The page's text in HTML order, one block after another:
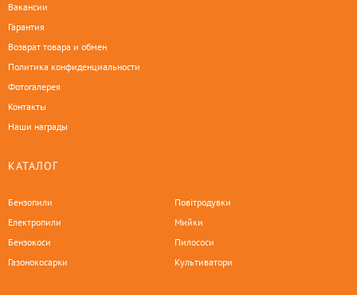
Вакансии
Гарантия
Возврат товара и обмен
Политика конфиденциальности
Фотогалерея
Контакты
Наши награды
КАТАЛОГ
Бензопили
Електропили
Бензокоси
Газонокосарки
Повітродувки
Мийки
Пилососи
Культиватори